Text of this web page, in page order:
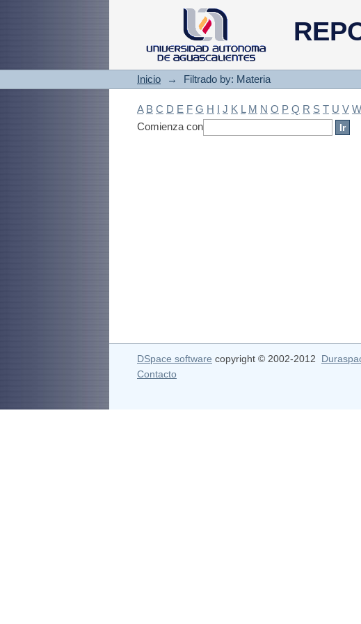
Filtrado by: Materia
Inicio → Filtrado by: Materia
A B C D E F G H I J K L M N O P Q R S T U V W
Comienza con
DSpace software copyright © 2002-2012
Contacto